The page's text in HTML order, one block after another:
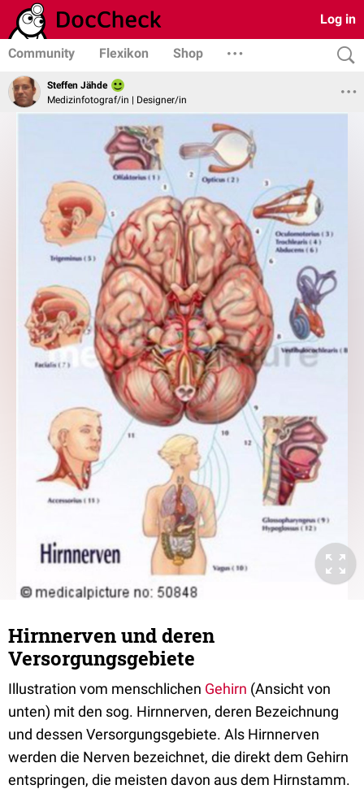
Log in
Community Flexikon Shop
Steffen Jähde
Medizinfotograf/in | Designer/in
Hirnnerven und deren
Versorgungsgebiete
Illustration vom menschlichen Gehirn (Ansicht von
unten) mit den sog. Hirnnerven, deren Bezeichnung
und dessen Versorgungsgebiete. Als Hirnnerven
werden die Nerven bezeichnet, die direkt dem Gehirn
entspringen, die meisten davon aus dem Hirnstamm.